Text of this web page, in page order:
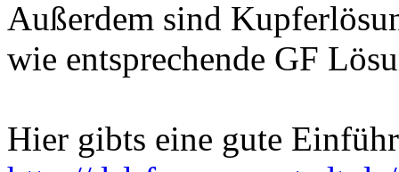
Außerdem sind
wie entsprechende GF
Hier gibts eine gute